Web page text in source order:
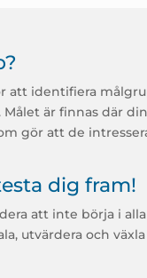
att identifiera
är finnas där
gör att de
dig fram!
att inte börja i
utvärdera och